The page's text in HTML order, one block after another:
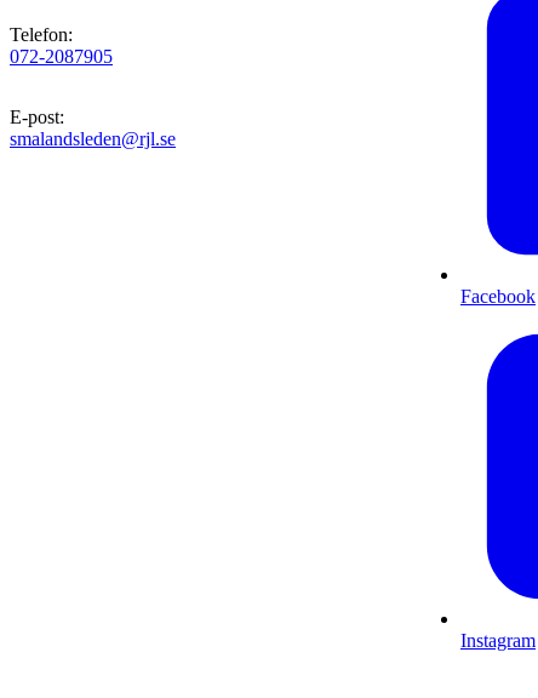
Telefon:
072-2087905
E-post:
smalandsleden@rjl.se
Facebook
Instagram